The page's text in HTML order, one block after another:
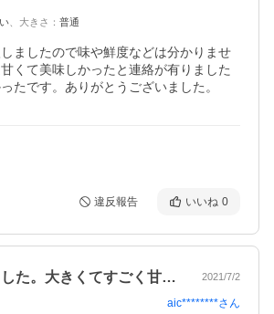
大きさ ： 普通
ましたので味や鮮度などは分かりませ
くて美味しかったと連絡が有りました
たです。ありがとうございました。
違反報告 いいね 0
父の日に贈りました。大きくてすごく甘く… 2021/7/2
aic********さん